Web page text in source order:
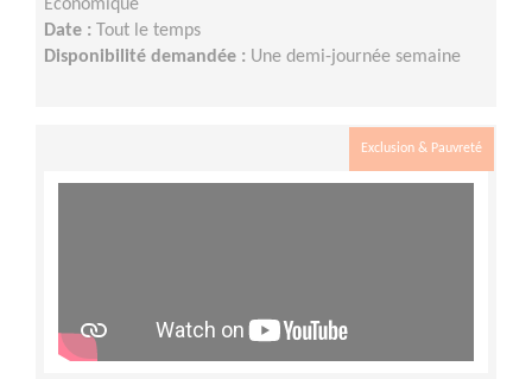
Economique
Date :
Tout le temps
Disponibilité demandée : Une demi-journée semaine
Exclusion & Pauvreté